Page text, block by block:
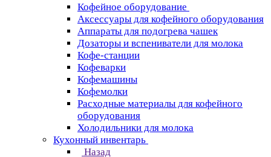
Кофейное оборудование
Аксессуары для кофейного оборудования
Аппараты для подогрева чашек
Дозаторы и вспениватели для молока
Кофе-станции
Кофеварки
Кофемашины
Кофемолки
Расходные материалы для кофейного
оборудования
Холодильники для молока
Кухонный инвентарь
Назад